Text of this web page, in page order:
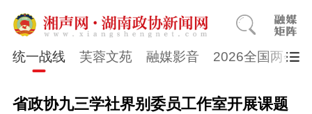
统一战线 芙蓉文苑 融媒影音 2026全国两会
省政协九三学社界别委员工作室开展课题